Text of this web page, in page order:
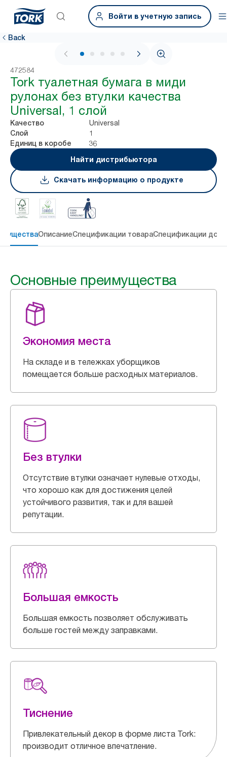
Войти в учетную запись
Back
1 / 5
472584
Tork туалетная бумага в миди
рулонах без втулки качества
Universal, 1 слой
Качество Universal
Слой 1
Единиц в коробе
36
Найти дистрибьютора
Скачать информацию о продукте
ОписаниеСпецификации товараСпецификации
Основные преимущества
Экономия места
На складе и в тележках уборщиков
помещается больше расходных материалов.
Без втулки
Отсутствие втулки означает нулевые отходы,
что хорошо как для достижения целей
устойчивого развития, так и для вашей
репутации.
Большая емкость
Большая емкость позволяет обслуживать
больше гостей между заправками.
Тиснение
Привлекательный декор в форме листа Tork:
производит отличное впечатление.